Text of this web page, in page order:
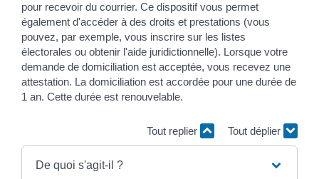
pour recevoir du courrier. Ce dispositif vous permet
également d'accéder à des droits et prestations (vous
pouvez, par exemple, vous inscrire sur les listes
électorales ou obtenir l'aide juridictionnelle). Lorsque votre
demande de domiciliation est acceptée, vous recevez une
attestation. La domiciliation est accordée pour une durée de
1 an. Cette durée est renouvelable.
Tout replier Tout déplier
De quoi s'agit-il ?